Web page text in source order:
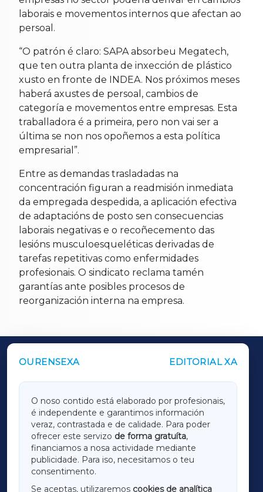
laborais e movementos internos que afectan ao
persoal.
“O patrón é claro: SAPA absorbeu Megatech,
que ten outra planta de inxección de plástico
xusto en fronte de INDEA. Nos próximos meses
haberá axustes de persoal, cambios de
categoría e movementos entre empresas. Esta
traballadora é a primeira, pero non vai ser a
última se non nos opoñemos a esta política
empresarial”.
Entre as demandas trasladadas na
concentración figuran a readmisión inmediata
da empregada despedida, a aplicación efectiva
de adaptacións de posto sen consecuencias
laborais negativas e o recoñecemento das
lesións musculoesqueléticas derivadas de
tarefas repetitivas como enfermidades
profesionais. O sindicato reclama tamén
garantías ante posibles procesos de
reorganización interna na empresa.
OURENSEXA EDITORIAL XA
O noso contido está elaborado por profesionais,
é independente e garantimos información
veraz, contrastada e de calidade. Para poder
ofrecer este servizo de forma gratuíta,
financiamos a nosa actividade mediante
publicidade. Para iso, necesitamos o teu
consentimento.
Se aceptas, utilizaremos cookies de analítica
OUTROS PERIÓDICOS
LUGOXA
TERRACHAXA